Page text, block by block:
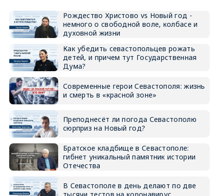
Рождество Христово vs Новый год -
немного о свободной воле, колбасе и
духовной жизни
Как убедить севастопольцев рожать
детей, и причем тут Государственная
Дума?
Современные герои Севастополя: жизнь
и смерть в «красной зоне»
Преподнесёт ли погода Севастополю
сюрприз на Новый год?
Братское кладбище в Севастополе:
гибнет уникальный памятник истории
Отечества
В Севастополе в день делают по две
тысячи тестов на коронавирус